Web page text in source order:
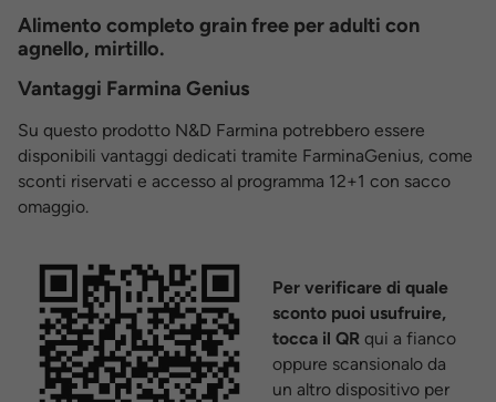
Alimento completo grain free per adulti con
agnello, mirtillo.
Vantaggi Farmina Genius
Su questo prodotto N&D Farmina potrebbero essere
disponibili vantaggi dedicati tramite FarminaGenius, come
sconti riservati e accesso al programma 12+1 con sacco
omaggio.
Per verificare di quale
sconto puoi usufruire,
tocca il QR qui a fianco
oppure scansionalo da
un altro dispositivo per